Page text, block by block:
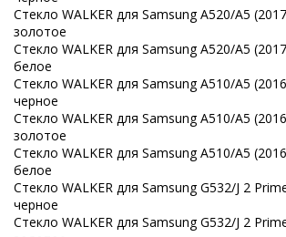
Стекло WALKER для Samsung A520/A5
золотое
Стекло WALKER для Samsung A520/A5
белое
Стекло WALKER для Samsung A510/A5
черное
Стекло WALKER для Samsung A510/A5
золотое
Стекло WALKER для Samsung A510/A5
белое
Стекло WALKER для Samsung G532/J 2
черное
Стекло WALKER для Samsung G532/J 2